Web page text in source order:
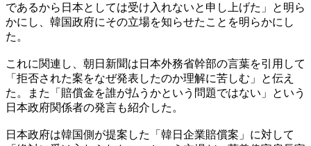
であるから日本としては受け入れないと申し上げた」と明ら
かにし、韓国政府にその立場を知らせたことを明らかにし
た。
これに関連し、朝日新聞は日本外務省幹部の言葉を引用して
「拒否された案をなぜ発表したのか理解に苦しむ」と伝え
た。また「賠償金を誰が払うかという問題ではない」という
日本政府関係者の発言も紹介した。
日本政府は韓国側が提案した「韓日企業賠償案」に対して